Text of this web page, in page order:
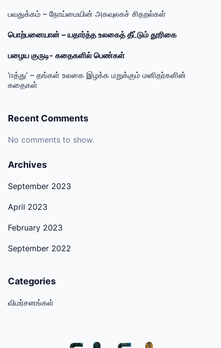
பவதுக்கம் – நோய்மையின் அகவுலகச் சிதறல்கள்
பொற்பனையான் – யதார்த்த உலகைத் தீட்டும் தூரிகை
பழைய குருடி- கதைகளில் பெண்கள்
‘ஈத்து’ – தங்கள் உலகை இழக்க மறுக்கும் மனிதர்களின்
கதைகள்
Recent Comments
No comments to show.
Archives
September 2023
April 2023
February 2023
September 2022
Categories
விமர்சனங்கள்